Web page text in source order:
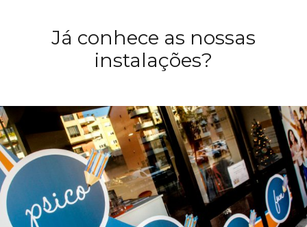
Já conhece as nossas
instalações?